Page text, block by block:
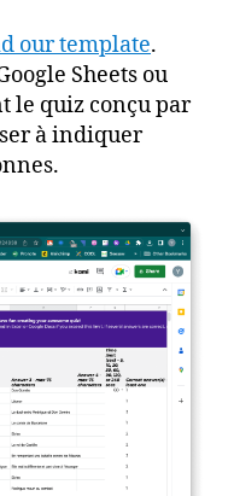
our template.
Sheets ou
le quiz conçu par
à indiquer